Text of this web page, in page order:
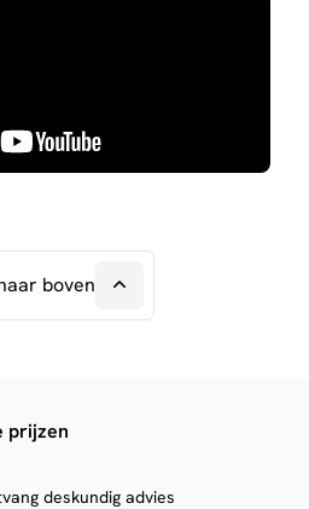
boven
prijzen
deskundig advies